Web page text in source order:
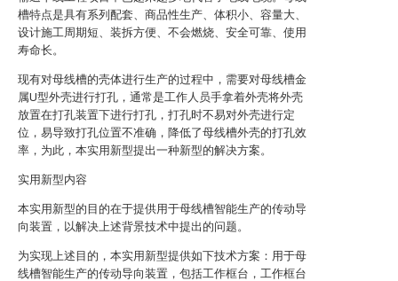
槽特点是具有系列配套、商品性生产、体积小、容量大、
设计施工周期短、装拆方便、不会燃烧、安全可靠、使用
寿命长。
现有对母线槽的壳体进行生产的过程中，需要对母线槽金
属U型外壳进行打孔，通常是工作人员手拿着外壳将外壳
放置在打孔装置下进行打孔，打孔时不易对外壳进行定
位，易导致打孔位置不准确，降低了母线槽外壳的打孔效
率，为此，本实用新型提出一种新型的解决方案。
实用新型内容
本实用新型的目的在于提供用于母线槽智能生产的传动导
向装置，以解决上述背景技术中提出的问题。
为实现上述目的，本实用新型提供如下技术方案：用于母
线槽智能生产的传动导向装置，包括工作框台，工作框台